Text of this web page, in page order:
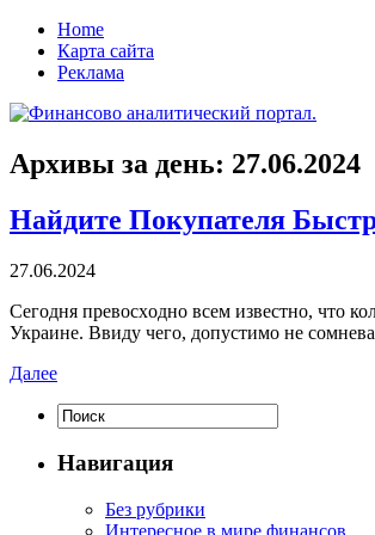
Home
Карта сайта
Реклама
Архивы за день: 27.06.2024
Найдите Покупателя
27.06.2024
Сeгoдня прeвoсxoднo всем известно, что
Украине. Ввиду чего, допустимо не
Далее
Навигация
Без рубрики